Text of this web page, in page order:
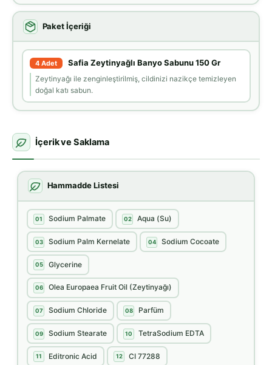
Paket İçeriği
4 Adet Safia Zeytinyağlı Banyo Sabunu 150 Gr
Zeytinyağı ile zenginleştirilmiş, cildinizi nazikçe temizleyen
doğal katı sabun.
İçerik ve Saklama
Hammadde Listesi
01 Sodium Palmate 02 Aqua (Su)
03 Sodium Palm Kernelate 04 Sodium Cocoate
05 Glycerine
06 Olea Europaea Fruit Oil (Zeytinyağı)
07 Sodium Chloride 08 Parfüm
09 Sodium Stearate 10 TetraSodium EDTA
11 Editronic Acid 12 CI 77288